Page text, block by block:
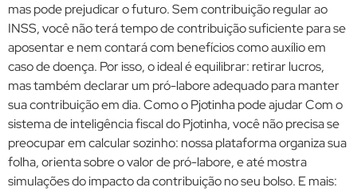
mas pode prejudicar o futuro. Sem contribuição regular ao
INSS, você não terá tempo de contribuição suficiente para se
aposentar e nem contará com benefícios como auxílio em
caso de doença. Por isso, o ideal é equilibrar: retirar lucros,
mas também declarar um pró-labore adequado para manter
sua contribuição em dia. Como o Pjotinha pode ajudar Com o
sistema de inteligência fiscal do Pjotinha, você não precisa se
preocupar em calcular sozinho: nossa plataforma organiza sua
folha, orienta sobre o valor de pró-labore, e até mostra
simulações do impacto da contribuição no seu bolso. E mais: